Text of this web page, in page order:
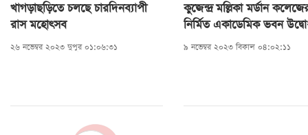
খাগড়াছড়িতে চলছে চারদিনব্যাপী
রাস মহোৎসব
২৬ নভেম্বর ২০২৩ দুপুর ০১:০৬:৩১
কুজেন্দ্র মল্লিকা মর্ডান
নির্মিত একাডেমিক ভবন
৯ নভেম্বর ২০২৩ বিকাল ০৪:০২:১১